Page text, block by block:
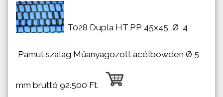
T028 Dupla HT PP 45x45 Ø 4
Pamut szalag Műanyagozott acélbowden Ø 5
mm bruttó 92.500 Ft.